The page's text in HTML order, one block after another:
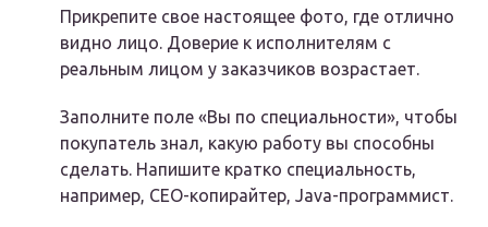
Прикрепите свое настоящее фото, где отлично
видно лицо. Доверие к исполнителям с
реальным лицом у заказчиков возрастает.
Заполните поле «Вы по специальности», чтобы
покупатель знал, какую работу вы способны
сделать. Напишите кратко специальность,
например, СЕО-копирайтер, Java-программист.